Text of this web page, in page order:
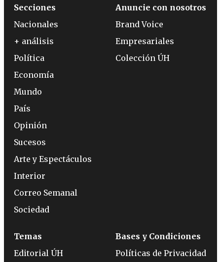
Secciones
Nacionales
+ análisis
Política
Economía
Mundo
País
Opinión
Sucesos
Arte y Espectáculos
Interior
Correo Semanal
Sociedad
Anuncie con nosotros
Brand Voice
Empresariales
Colección ÚH
Temas
Editorial ÚH
Bases y Condiciones
Políticas de Privacidad